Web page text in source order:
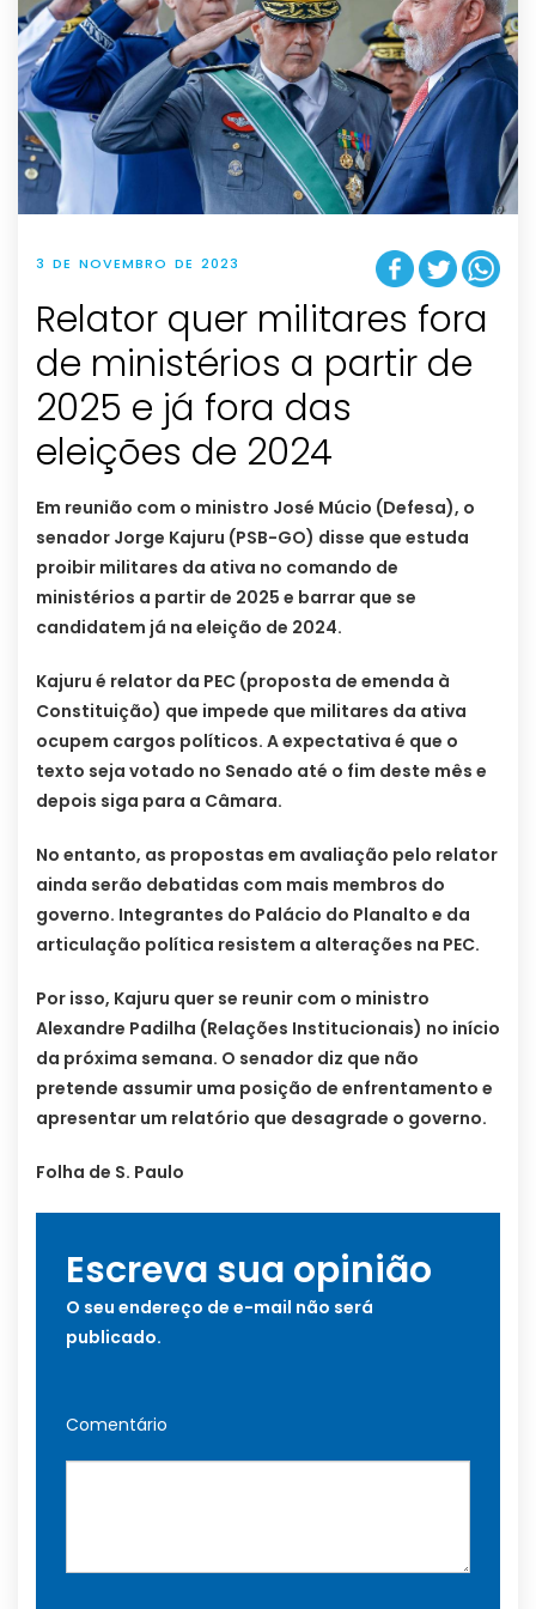
3 DE NOVEMBRO DE 2023
Relator quer militares fora
de ministérios a partir de
2025 e já fora das
eleições de 2024
Em reunião com o ministro José Múcio (Defesa), o
senador Jorge Kajuru (PSB-GO) disse que estuda
proibir militares da ativa no comando de
ministérios a partir de 2025 e barrar que se
candidatem já na eleição de 2024.
Kajuru é relator da PEC (proposta de emenda à
Constituição) que impede que militares da ativa
ocupem cargos políticos. A expectativa é que o
texto seja votado no Senado até o fim deste mês e
depois siga para a Câmara.
No entanto, as propostas em avaliação pelo relator
ainda serão debatidas com mais membros do
governo. Integrantes do Palácio do Planalto e da
articulação política resistem a alterações na PEC.
Por isso, Kajuru quer se reunir com o ministro
Alexandre Padilha (Relações Institucionais) no início
da próxima semana. O senador diz que não
pretende assumir uma posição de enfrentamento e
apresentar um relatório que desagrade o governo.
Folha de S. Paulo
Escreva sua opinião
O seu endereço de e-mail não será
publicado.
Comentário